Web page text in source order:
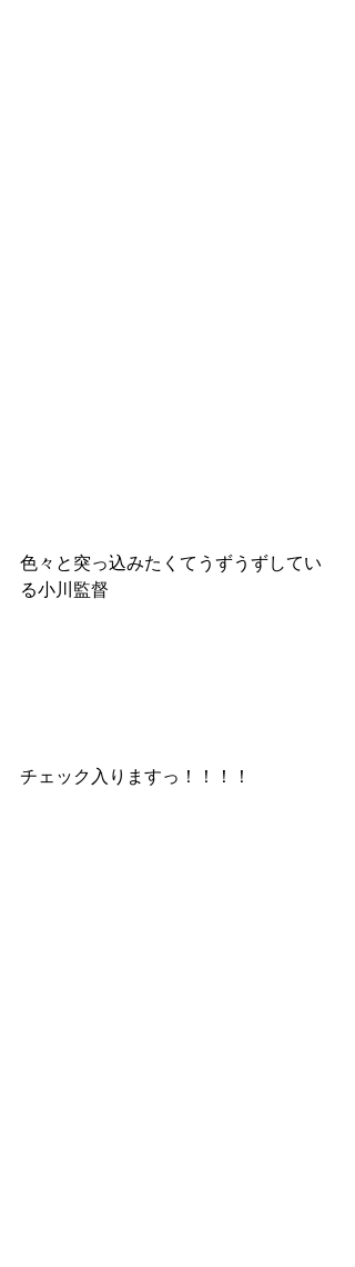
色々と突っ込みたくてうずうずしてい
る小川監督
チェック入りますっ！！！！